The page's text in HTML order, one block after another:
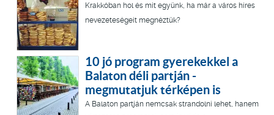
Krakkóban hol és mit együnk, ha már a város híres
nevezeteségeit megnéztük?
10 jó program gyerekekkel a
Balaton déli partján -
megmutatjuk térképen is
A Balaton partján nemcsak strandolni lehet, hanem